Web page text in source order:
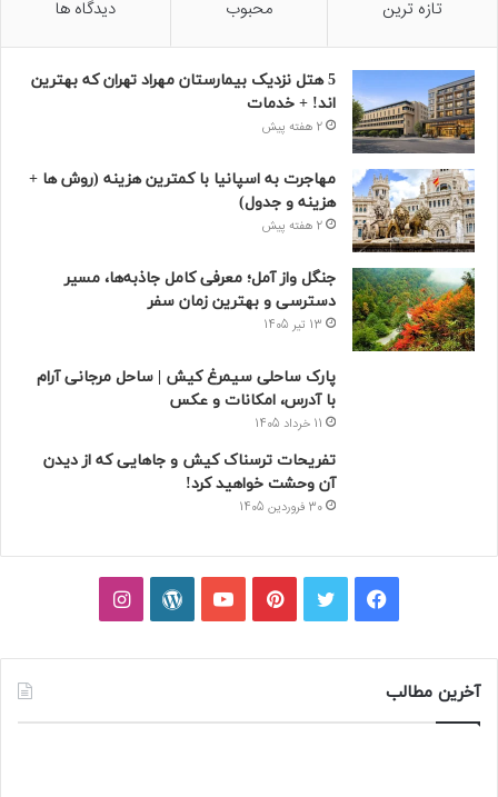
تازه ترین محبوب دیدگاه ها
5 هتل نزدیک بیمارستان مهراد تهران که بهترین‌
اند! + خدمات
2 هفته پیش
مهاجرت به اسپانیا با کمترین هزینه (روش ها +
هزینه و جدول)
2 هفته پیش
جنگل واز آمل؛ معرفی کامل جاذبه‌ها، مسیر
دسترسی و بهترین زمان سفر
13 تیر 1405
پارک ساحلی سیمرغ کیش | ساحل مرجانی آرام
با آدرس، امکانات و عکس
11 خرداد 1405
تفریحات ترسناک کیش و جاهایی که از دیدن
آن وحشت خواهید کرد!
30 فروردین 1405
فیسبوکتوییترپینتریستیوتیوبوردپرساینستاگرام
آخرین مطالب